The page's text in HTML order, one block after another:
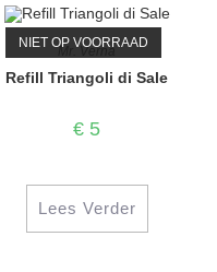
NIET OP VOORRAAD
Mr. Verna
Refill Triangoli di Sale
€ 5
Lees Verder